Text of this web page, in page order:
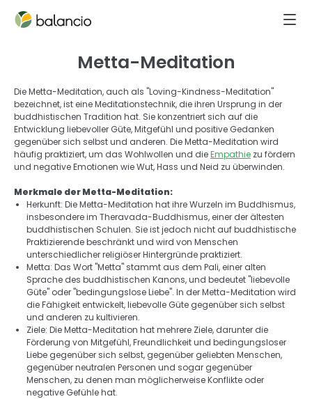
Metta-Meditation
Die Metta-Meditation, auch als "Loving-Kindness-Meditation"
bezeichnet, ist eine Meditationstechnik, die ihren Ursprung in der
buddhistischen Tradition hat. Sie konzentriert sich auf die
Entwicklung liebevoller Güte, Mitgefühl und positive Gedanken
gegenüber sich selbst und anderen. Die Metta-Meditation wird
häufig praktiziert, um das Wohlwollen und die Empathie zu fördern
und negative Emotionen wie Wut, Hass und Neid zu überwinden.
Merkmale der Metta-Meditation:
Herkunft: Die Metta-Meditation hat ihre Wurzeln im Buddhismus,
insbesondere im Theravada-Buddhismus, einer der ältesten
buddhistischen Schulen. Sie ist jedoch nicht auf buddhistische
Praktizierende beschränkt und wird von Menschen
unterschiedlicher religiöser Hintergründe praktiziert.
Metta: Das Wort "Metta" stammt aus dem Pali, einer alten
Sprache des buddhistischen Kanons, und bedeutet "liebevolle
Güte" oder "bedingungslose Liebe". In der Metta-Meditation wird
die Fähigkeit entwickelt, liebevolle Güte gegenüber sich selbst
und anderen zu kultivieren.
Ziele: Die Metta-Meditation hat mehrere Ziele, darunter die
Förderung von Mitgefühl, Freundlichkeit und bedingungsloser
Liebe gegenüber sich selbst, gegenüber geliebten Menschen,
gegenüber neutralen Personen und sogar gegenüber
Menschen, zu denen man möglicherweise Konflikte oder
negative Gefühle hat.